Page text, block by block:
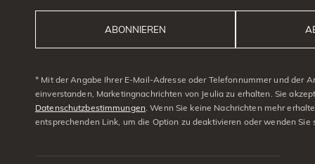
ABONNIEREN
* Mit der Angabe Ihrer E-Mail-Adresse oder Telefonnummer und der
einverstanden, Marketingnachrichten von Jeulia zu erhalten. Sie
Datenschutzbestimmungen. Wenn Sie keine Nachrichten mehr
entsprechenden Link, um die Option zu deaktivieren oder wenden Sie